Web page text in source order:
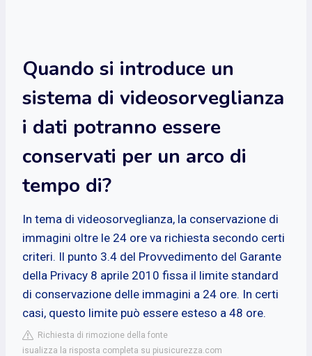
Quando si introduce un
sistema di videosorveglianza
i dati potranno essere
conservati per un arco di
tempo di?
In tema di videosorveglianza, la conservazione di
immagini oltre le 24 ore va richiesta secondo certi
criteri. Il punto 3.4 del Provvedimento del Garante
della Privacy 8 aprile 2010 fissa il limite standard
di conservazione delle immagini a 24 ore. In certi
casi, questo limite può essere esteso a 48 ore.
Richiesta di rimozione della fonte
isualizza la risposta completa su piusicurezza.com